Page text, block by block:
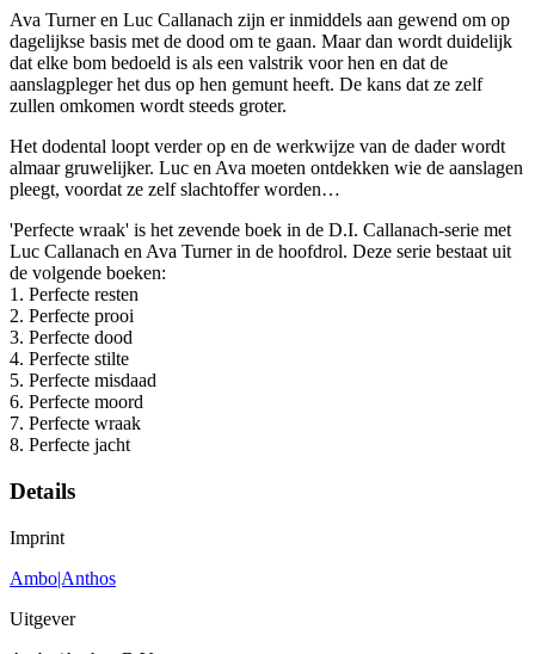
Ava Turner en Luc Callanach zijn er inmiddels aan gewend om op
dagelijkse basis met de dood om te gaan. Maar dan wordt duidelijk
dat elke bom bedoeld is als een valstrik voor hen en dat de
aanslagpleger het dus op hen gemunt heeft. De kans dat ze zelf
zullen omkomen wordt steeds groter.
Het dodental loopt verder op en de werkwijze van de dader wordt
almaar gruwelijker. Luc en Ava moeten ontdekken wie de aanslagen
pleegt, voordat ze zelf slachtoffer worden…
'Perfecte wraak' is het zevende boek in de D.I. Callanach-serie met
Luc Callanach en Ava Turner in de hoofdrol. Deze serie bestaat uit
de volgende boeken:
1. Perfecte resten
2. Perfecte prooi
3. Perfecte dood
4. Perfecte stilte
5. Perfecte misdaad
6. Perfecte moord
7. Perfecte wraak
8. Perfecte jacht
Details
Imprint
Ambo|Anthos
Uitgever